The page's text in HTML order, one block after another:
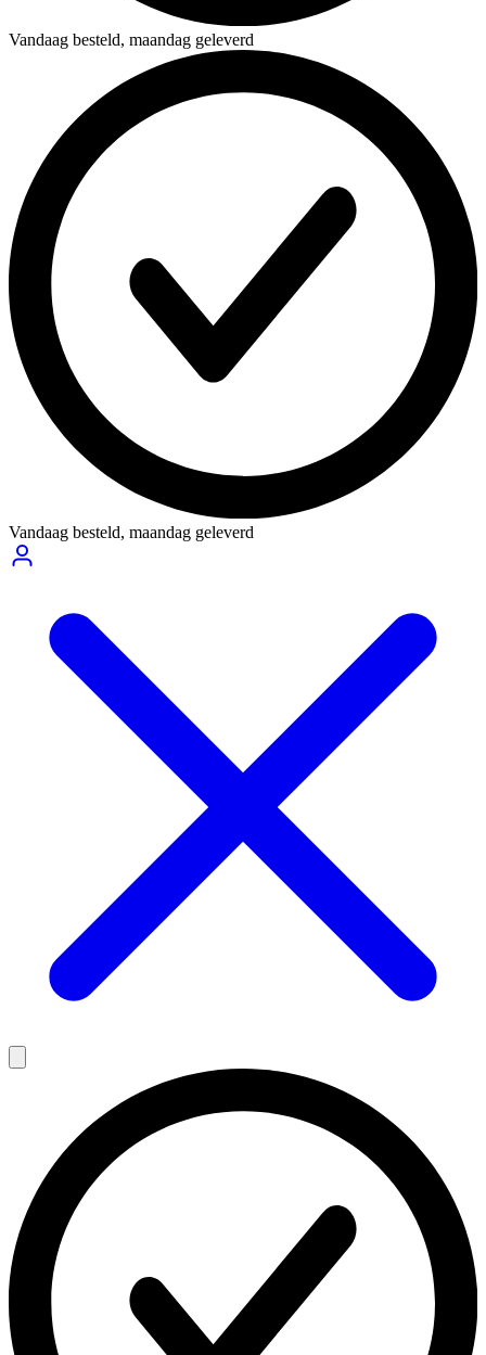
Vandaag besteld, maandag geleverd
Vandaag besteld, maandag geleverd